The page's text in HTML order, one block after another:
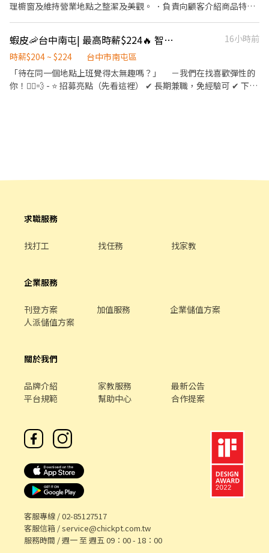
理櫥窗及維持營業地點之整潔及美觀。 ．負責向顧客介紹商品特
束營業前，統計銷售情形、盤點貨品存量及撰寫當日業務報表。
蝦皮🦐台中南屯| 最高時薪$224🔥 智取店 #蝦皮店到店 #免經驗可
16小時前
時薪$204 ~ $224
台中市南屯區
「待在同一個地點上班覺得太無趣嗎？」 －我們在找喜歡彈性的
你！🏃‍♀️💨 - ⭐ 招募亮點（先看這裡） ✔ 長期兼職，免經驗可 ✔ 下課
天 📌 假日需可彈性配合，六日輪流畫休 -💰 薪資福利 早班時薪
$204 （基本時薪196+智取店津貼8) 晚班時薪 $224 （基本時薪8+智
任職滿半年享端午 / 中秋獎金 ✅ 薪資匯款（無法領現） - 📍 參考門
市南屯區春安二街38號1樓 - 📌 小提醒 每日皆有面試安排，實際缺
會！ 🎈 其他區域、店型 職缺詢問｜點擊連結加入官方賴
https://lin.ee/oF0vyAn (ID : @270jwauh) ▸ 加入後請主動傳送
求職服務
找打工 找任務 找家教
企業服務
刊登方案 加值服務
企業儲值方案
人派儲值方案
關於我們
品牌介紹 家教服務
最新公告
平台規範
幫助中心 合作提案
客服專線 /02-85127517
客服信箱 /service@chickpt.com.tw
服務時間 / 週一 至 週五 09：00 - 18：00